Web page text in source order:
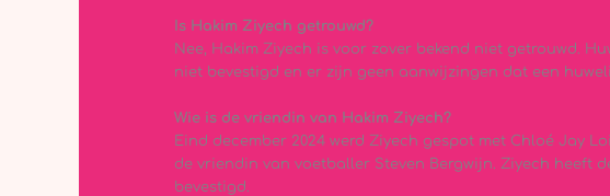
Is Hakim Ziyech getrouwd?
Nee, Hakim Ziyech is voor zover bekend niet getrouwd.
niet bevestigd en er zijn geen aanwijzingen dat een
Wie is de vriendin van Hakim Ziyech?
Eind december 2024 werd Ziyech gespot met Chloé Jay
de vriendin van voetballer Steven Bergwijn. Ziyech heeft
bevestigd.